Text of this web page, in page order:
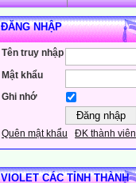
ĐĂNG NHẬP
Tên truy nhập
Mật khẩu
Ghi nhớ
Quên mật khẩu ĐK thành viên
VIOLET CÁC TỈNH THÀNH